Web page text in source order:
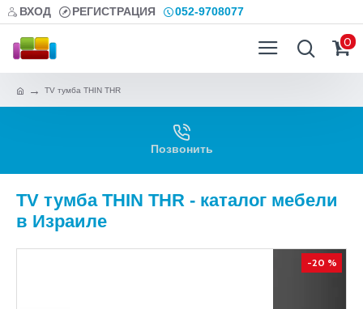
ВХОД РЕГИСТРАЦИЯ 052-9708077
0
TV тумба THIN THR
Позвонить
TV тумба THIN THR - каталог мебели
в Израиле
-20 %